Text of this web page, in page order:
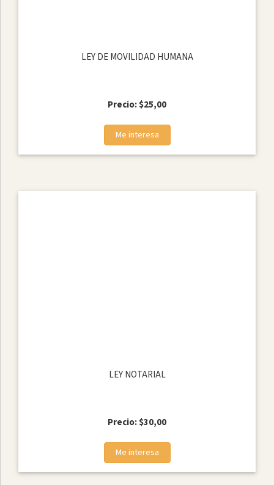
LEY DE MOVILIDAD HUMANA
Precio: $25,00
Me interesa
LEY NOTARIAL
Precio: $30,00
Me interesa